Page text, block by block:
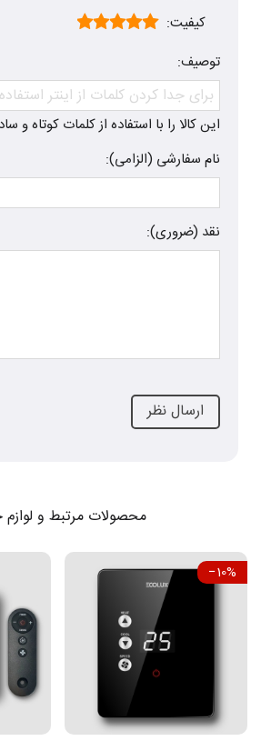
کیفیت:
توصیف:
این کالا را با استفاده از کلمات کوتاه و
نام سفارشی (الزامی):
نقد (ضروری):
محصولات مرتبط و لوازم
‎−10%